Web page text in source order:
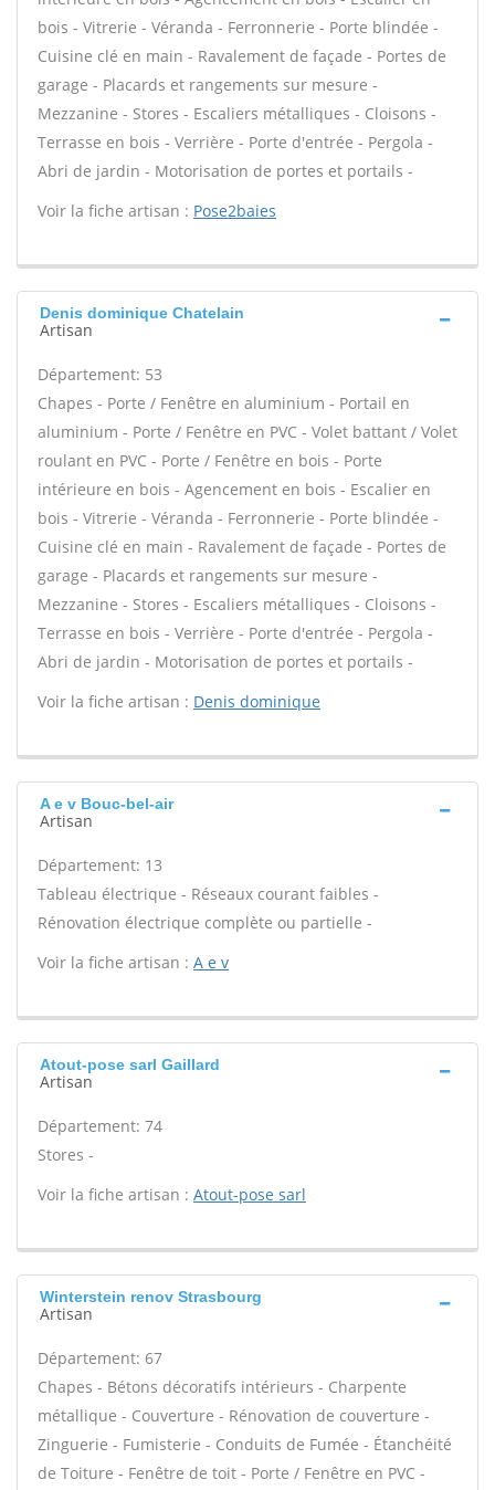
bois - Vitrerie - Véranda - Ferronnerie - Porte blindée -
Cuisine clé en main - Ravalement de façade - Portes de
garage - Placards et rangements sur mesure -
Mezzanine - Stores - Escaliers métalliques - Cloisons -
Terrasse en bois - Verrière - Porte d'entrée - Pergola -
Abri de jardin - Motorisation de portes et portails -
Voir la fiche artisan : Pose2baies
Denis dominique Chatelain
Artisan
Département: 53
Chapes - Porte / Fenêtre en aluminium - Portail en
aluminium - Porte / Fenêtre en PVC - Volet battant / Volet
roulant en PVC - Porte / Fenêtre en bois - Porte
intérieure en bois - Agencement en bois - Escalier en
bois - Vitrerie - Véranda - Ferronnerie - Porte blindée -
Cuisine clé en main - Ravalement de façade - Portes de
garage - Placards et rangements sur mesure -
Mezzanine - Stores - Escaliers métalliques - Cloisons -
Terrasse en bois - Verrière - Porte d'entrée - Pergola -
Abri de jardin - Motorisation de portes et portails -
Voir la fiche artisan : Denis dominique
A e v Bouc-bel-air
Artisan
Département: 13
Tableau électrique - Réseaux courant faibles -
Rénovation électrique complète ou partielle -
Voir la fiche artisan : A e v
Atout-pose sarl Gaillard
Artisan
Département: 74
Stores -
Voir la fiche artisan : Atout-pose sarl
Winterstein renov Strasbourg
Artisan
Département: 67
Chapes - Bétons décoratifs intérieurs - Charpente
métallique - Couverture - Rénovation de couverture -
Zinguerie - Fumisterie - Conduits de Fumée - Étanchéité
de Toiture - Fenêtre de toit - Porte / Fenêtre en PVC -